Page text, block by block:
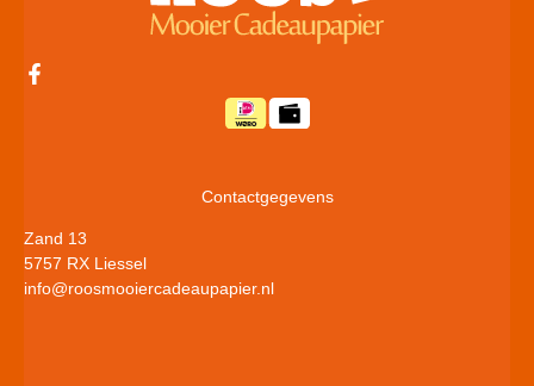
Contactgegevens
Zand 13
5757 RX Liessel
info@roosmooiercadeaupapier.nl